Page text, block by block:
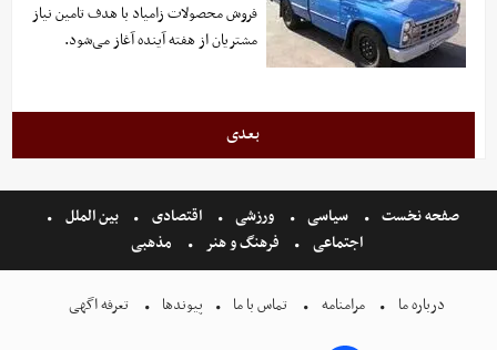
فروش محصولات زامیاد با هدف تامین نیاز
مشتریان از هفته آینده آغاز می‌شود.
بعدی
صفحه نخست سیاسی ورزشی اقتصادی
بین الملل
اجتماعی
فرهنگ و هنر مذهبی
درباره ما مرامنامه تماس با ما پیوندها تعرفه اگهی